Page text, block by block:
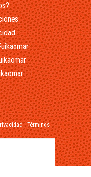
-Términos